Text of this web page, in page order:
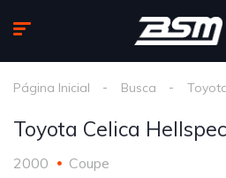
Página Inicial Busca
Toyota Celica
2000 Coupe